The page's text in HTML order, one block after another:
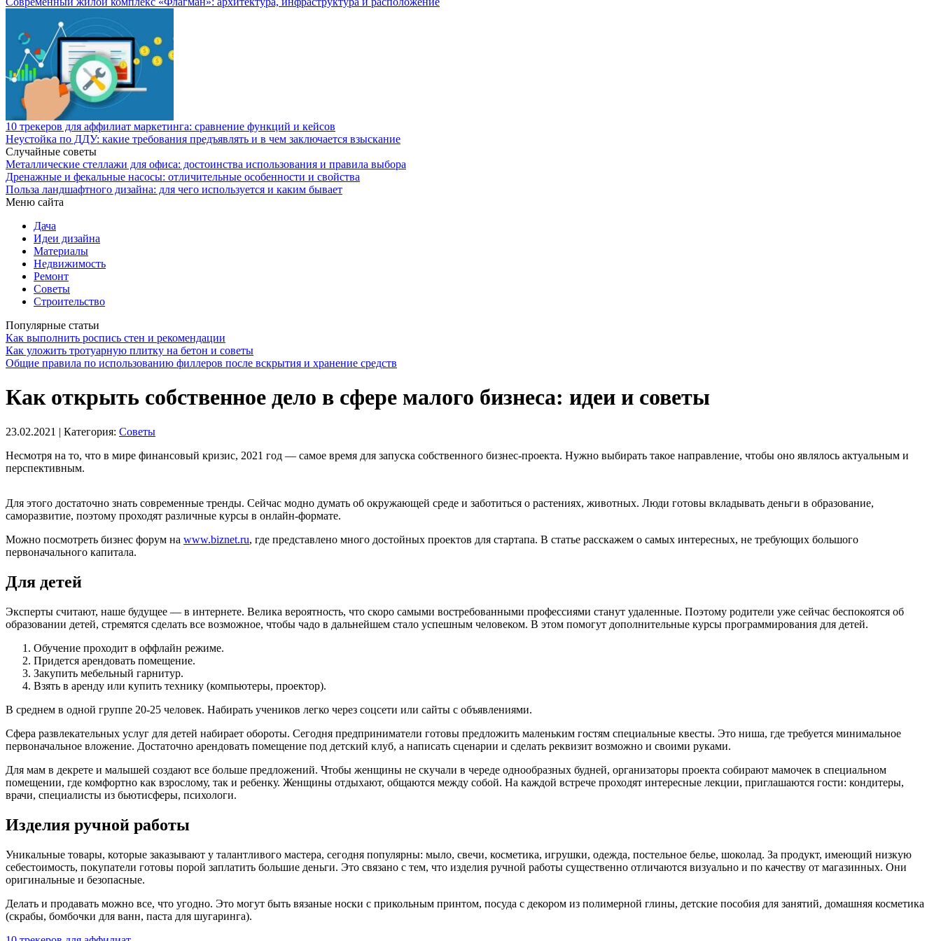
10 трекеров для аффилиат маркетинга: сравнение функций и кейсов
Неустойка по ДДУ: какие требования предъявлять и в чем заключается взыскание
Случайные советы
Металлические стеллажи для офиса: достоинства использования и правила выбора
Дренажные и фекальные насосы: отличительные особенности и свойства
Польза ландшафтного дизайна: для чего используется и каким бывает
Меню сайта
Дача
Идеи дизайна
Материалы
Недвижимость
Ремонт
Советы
Строительство
Популярные статьи
Как выполнить роспись стен и рекомендации
Как уложить тротуарную плитку на бетон и советы
Общие правила по использованию филлеров после вскрытия и хранение средств
Как открыть собственное дело в сфере малого бизнеса: идеи и советы
23.02.2021 | Категория: Советы
Несмотря на то, что в мире финансовый кризис, 2021 год — самое время для запуска собственного бизнес-проекта. Нужно выбирать такое направление, чтобы оно являлось актуальным и
перспективным.
Для этого достаточно знать современные тренды. Сейчас модно думать об окружающей среде и заботиться о растениях, животных. Люди готовы вкладывать деньги в образование,
саморазвитие, поэтому проходят различные курсы в онлайн-формате.
Можно посмотреть бизнес форум на www.biznet.ru, где представлено много достойных проектов для стартапа. В статье расскажем о самых интересных, не требующих большого
первоначального капитала.
Для детей
Эксперты считают, наше будущее — в интернете. Велика вероятность, что скоро самыми востребованными профессиями станут удаленные. Поэтому родители уже сейчас беспокоятся об
образовании детей, стремятся сделать все возможное, чтобы чадо в дальнейшем стало успешным человеком. В этом помогут дополнительные курсы программирования для детей.
Обучение проходит в оффлайн режиме.
Придется арендовать помещение.
Закупить мебельный гарнитур.
Взять в аренду или купить технику (компьютеры, проектор).
В среднем в одной группе 20-25 человек. Набирать учеников легко через соцсети или сайты с объявлениями.
Сфера развлекательных услуг для детей набирает обороты. Сегодня предприниматели готовы предложить маленьким гостям специальные квесты. Это ниша, где требуется минимальное
первоначальное вложение. Достаточно арендовать помещение под детский клуб, а написать сценарии и сделать реквизит возможно и своими руками.
Для мам в декрете и малышей создают все больше предложений. Чтобы женщины не скучали в череде однообразных будней, организаторы проекта собирают мамочек в специальном
помещении, где комфортно как взрослому, так и ребенку. Женщины отдыхают, общаются между собой. На каждой встрече проходят интересные лекции, приглашаются гости: кондитеры,
врачи, специалисты из бьютисферы, психологи.
Изделия ручной работы
Уникальные товары, которые заказывают у талантливого мастера, сегодня популярны: мыло, свечи, косметика, игрушки, одежда, постельное белье, шоколад. За продукт, имеющий низкую
себестоимость, покупатели готовы порой заплатить большие деньги. Это связано с тем, что изделия ручной работы существенно отличаются визуально и по качеству от магазинных. Они
оригинальные и безопасные.
Делать и продавать можно все, что угодно. Это могут быть вязаные носки с прикольным принтом, посуда с декором из полимерной глины, детские пособия для занятий, домашняя косметика
(скрабы, бомбочки для ванн, паста для шугаринга).